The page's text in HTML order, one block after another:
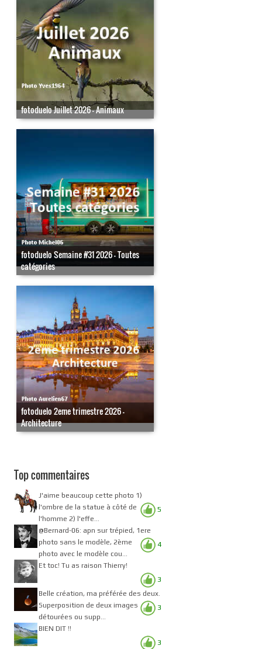
fotoduelo Juillet 2026 - Animaux
fotoduelo Semaine #31 2026 - Toutes
catégories
fotoduelo 2eme trimestre 2026 -
Architecture
Top commentaires
5
J'aime beaucoup cette photo 1)
l'ombre de la statue à côté de
l'homme 2) l'effe...
4
@Bernard-06: apn sur trépied, 1ere
photo sans le modèle, 2ème
photo avec le modèle cou...
3
Et toc! Tu as raison Thierry!
3
Belle création, ma préférée des deux.
Superposition de deux images
détourées ou supp...
3
BIEN DIT !!